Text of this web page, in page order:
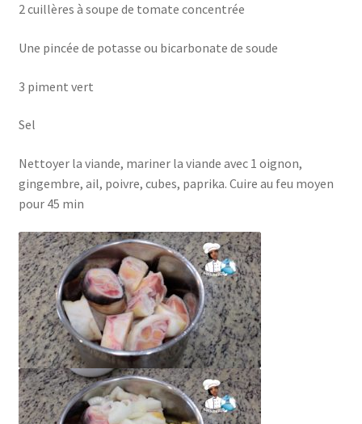
2 cuillères à soupe de tomate concentrée
Une pincée de potasse ou bicarbonate de soude
3 piment vert
Sel
Nettoyer la viande, mariner la viande avec 1 oignon,
gingembre, ail, poivre, cubes, paprika. Cuire au feu moyen
pour 45 min